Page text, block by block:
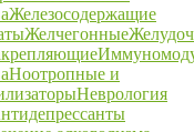
Железосодержащие
Желчегонные
Ноотропные и
Неврология